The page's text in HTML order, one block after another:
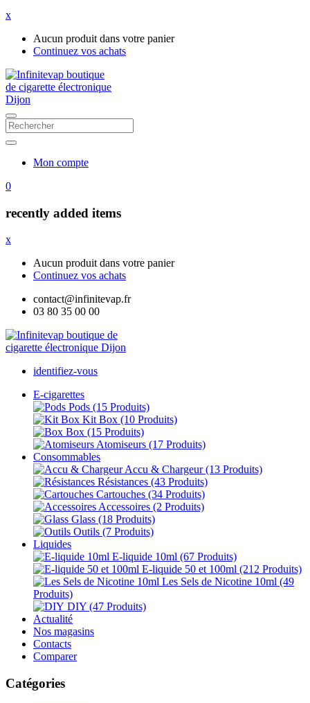
x
Aucun produit dans votre panier
Continuez vos achats
Mon compte
0
recently added items
x
Aucun produit dans votre panier
Continuez vos achats
contact@infinitevap.fr
03 80 35 00 00
identifiez-vous
E-cigarettes
Pods (15 Produits)
Kit Box (10 Produits)
Box (15 Produits)
Atomiseurs (17 Produits)
Consommables
Accu & Chargeur(13 Produits)
Résistances (43 Produits)
Cartouches (34 Produits)
Accessoires (2 Produits)
Glass (18 Produits)
Outils (7 Produits)
Liquides
E-liquide 10ml (67 Produits)
E-liquide 50 et 100ml (212 Produits)
Les Sels de Nicotine 10ml (49
Produits)
DIY (47 Produits)
Actualité
Nos magasins
Contacts
Comparer
Catégories